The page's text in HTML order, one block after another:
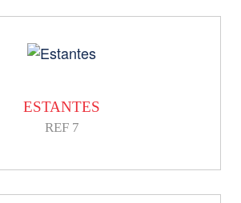
ESTANTES
REF 7